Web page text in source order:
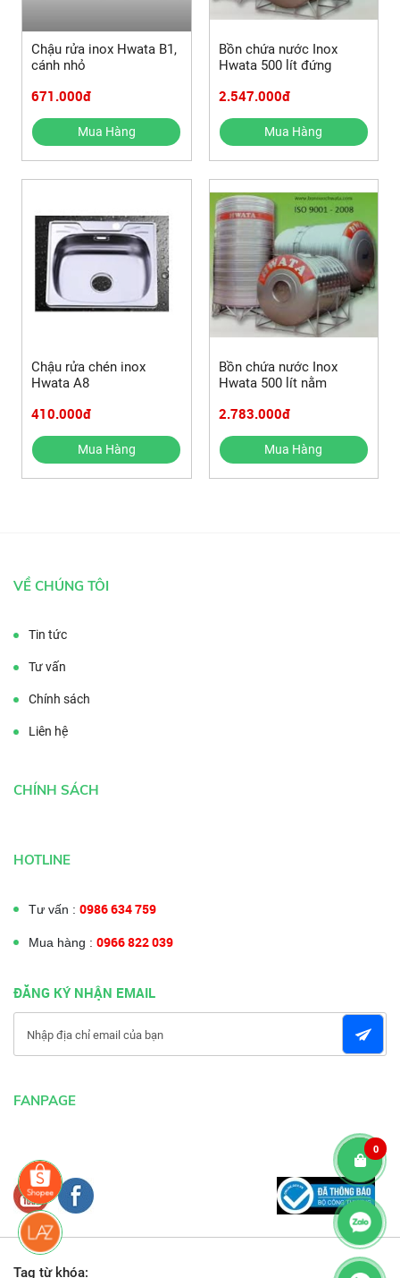
Chậu rửa inox Hwata B1,
cánh nhỏ
671.000đ
Mua Hàng
Bồn chứa nước Inox
Hwata 500 lít đứng
2.547.000đ
Mua Hàng
Chậu rửa chén inox
Hwata A8
410.000đ
Mua Hàng
Bồn chứa nước Inox
Hwata 500 lít nằm
2.783.000đ
Mua Hàng
VỀ CHÚNG TÔI
Tin tức
Tư vấn
Chính sách
Liên hệ
CHÍNH SÁCH
HOTLINE
Tư vấn : 0986 634 759
Mua hàng : 0966 822 039
ĐĂNG KÝ NHẬN EMAIL
FANPAGE
Tag từ khóa:
0